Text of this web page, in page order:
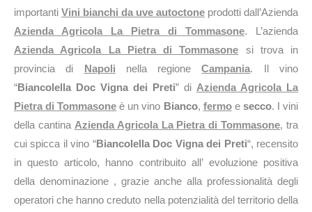
importanti Vini bianchi da uve autoctone prodotti dall’Azienda
Azienda Agricola La Pietra di Tommasone. L’azienda
Azienda Agricola La Pietra di Tommasone si trova in
provincia di Napoli nella regioneCampania. Il vino
“Biancolella Doc Vigna dei Preti” di Azienda Agricola La
Pietra di Tommasone è un vino Bianco, fermoe secco. I vini
della cantina Azienda Agricola La Pietra di Tommasone, tra
cui spicca il vino “Biancolella Doc Vigna dei Preti“, recensito
in questo articolo, hanno contribuito all’ evoluzione positiva
della denominazione , grazie anche alla professionalità degli
operatori che hanno creduto nella potenzialità del territorio della